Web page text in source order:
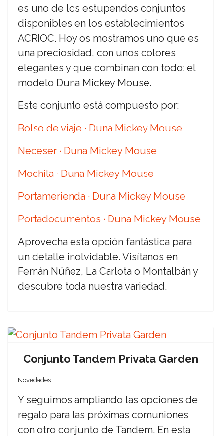
es uno de los estupendos conjuntos
disponibles en los establecimientos
ACRIOC. Hoy os mostramos uno que es
una preciosidad, con unos colores
elegantes y que combinan con todo: el
modelo Duna Mickey Mouse.
Este conjunto está compuesto por:
Bolso de viaje · Duna Mickey Mouse
Neceser · Duna Mickey Mouse
Mochila · Duna Mickey Mouse
Portamerienda · Duna Mickey Mouse
Portadocumentos · Duna Mickey Mouse
Aprovecha esta opción fantástica para
un detalle inolvidable. Visítanos en
Fernán Núñez, La Carlota o Montalbán y
descubre toda nuestra variedad.
Conjunto Tandem Privata Garden
Novedades
Y seguimos ampliando las opciones de
regalo para las próximas comuniones
con otro conjunto de Tandem. En esta